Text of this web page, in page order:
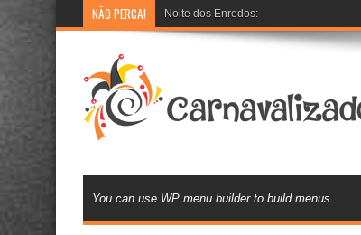
NÃO PERCA! Noite dos Enredos: Escolas de samba
You can use WP menu builder to build menus